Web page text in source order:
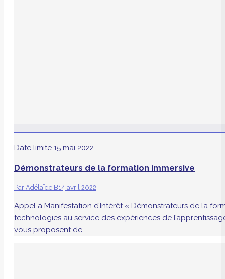
Date limite 15 mai 2022
Démonstrateurs de la formation immersive
Par Adélaïde B14 avril 2022
Appel à Manifestation d’Intérêt « Démonstrateurs de la
technologies au service des expériences de
vous proposent de…